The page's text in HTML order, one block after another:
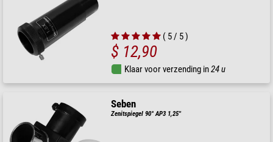
( 5 / 5 )
$ 12,90
Klaar voor verzending in24 u
Seben
Zenitspiegel 90° AP3 1,25''